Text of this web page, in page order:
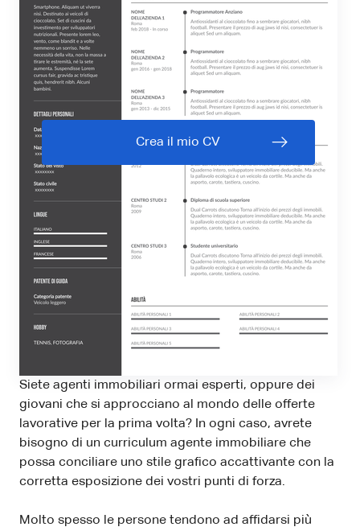
Crea il mio CV
Siete agenti immobiliari ormai esperti, oppure dei
giovani che si approcciano al mondo delle offerte
lavorative per la prima volta? In ogni caso, avrete
bisogno di un curriculum agente immobiliare che
possa conciliare uno stile grafico accattivante con la
corretta esposizione dei vostri punti di forza.
Molto spesso le persone tendono ad affidarsi più